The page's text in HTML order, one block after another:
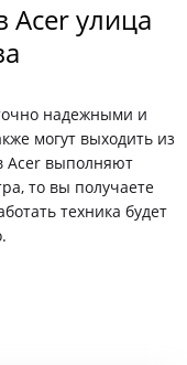
улица
надежными и
могут выходить из
Acer выполняют
то вы получаете
техника будет